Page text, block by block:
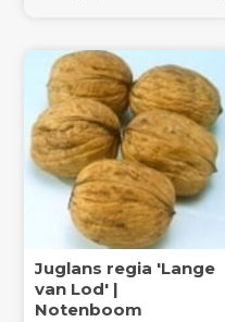
Juglans regia 'Lange
van Lod' |
Notenboom